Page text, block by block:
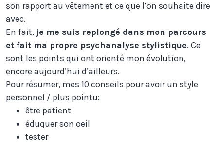
son rapport au vêtement et ce que l’on souhaite dire
avec.
En fait, je me suis replongé dans mon parcours
et fait ma propre psychanalyse stylistique. Ce
sont les points qui ont orienté mon évolution,
encore aujourd’hui d’ailleurs.
Pour résumer, mes 10 conseils pour avoir un style
personnel / plus pointu:
être patient
éduquer son oeil
tester